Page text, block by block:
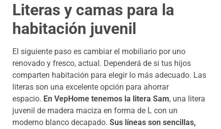
Literas y camas para la
habitación juvenil
El siguiente paso es cambiar el mobiliario por uno
renovado y fresco, actual. Dependerá de si tus hijos
comparten habitación para elegir lo más adecuado. Las
literas son una excelente opción para ahorrar
espacio. En VepHome tenemos la litera Sam, una litera
juvenil de madera maciza en forma de L con un
moderno blanco decapado. Sus líneas son sencillas,